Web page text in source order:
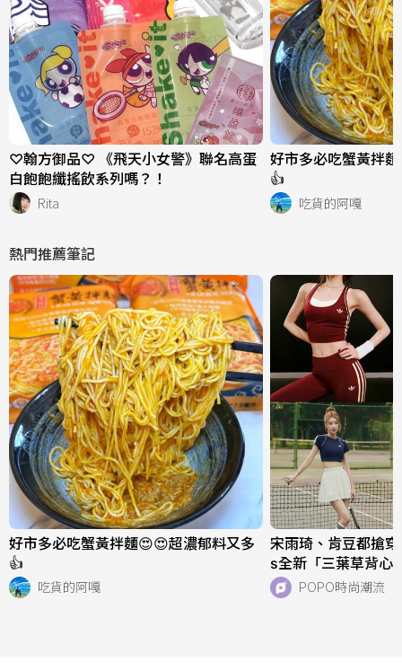
♡翰方御品♡ 《飛天小女警》聯名高蛋
白飽飽纖搖飲系列嗎？！
Rita
好市多必吃蟹黃拌
👍
吃貨的阿嘎
熱門推薦筆記
好市多必吃蟹黃拌麵😍😍超濃郁料又多
👍
吃貨的阿嘎
宋雨琦、肯豆都搶
s全新「三葉草背心
天穿！直接當日常
POPO時尚潮流